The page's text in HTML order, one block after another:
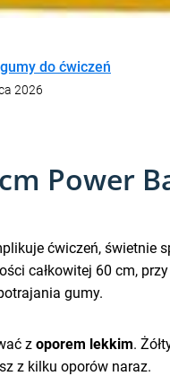
do ćwiczeń
2026
Power
ćwiczeń, świetnie
całkowitej 60 cm,
gumy.
z oporem lekkim.
z kilku oporów naraz.